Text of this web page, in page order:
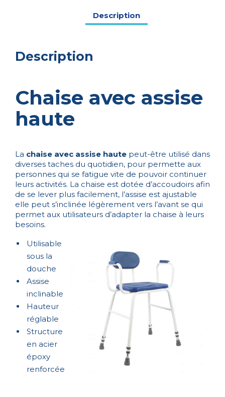
Description
Description
Chaise avec assise
haute
La chaise avec assise haute peut-être utilisé dans
diverses taches du quotidien, pour permette aux
personnes qui se fatigue vite de pouvoir continuer
leurs activités. La chaise est dotée d’accoudoirs afin
de se lever plus facilement, l’assise est ajustable
elle peut s’inclinée légèrement vers l’avant se qui
permet aux utilisateurs d’adapter la chaise à leurs
besoins.
Utilisable
sous la
douche
Assise
inclinable
Hauteur
réglable
Structure
en acier
époxy
renforcée